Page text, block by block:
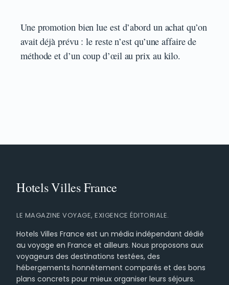
Une promotion bien lue est d’abord un achat qu’on
avait déjà prévu : le reste n’est qu’une affaire de
méthode et d’un coup d’œil au prix au kilo.
LE MAGAZINE VOYAGE, EXIGENCE ÉDITORIALE.
Hotels Villes France est un média indépendant dédié
au voyage en France et ailleurs. Nous proposons aux
voyageurs des destinations testées, des
hébergements honnêtement comparés et des bons
plans concrets pour mieux organiser leurs séjours.